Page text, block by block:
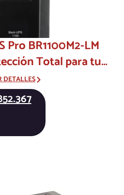
Pro BR1100M2-LM
Total para tu
Digital
DETALLES